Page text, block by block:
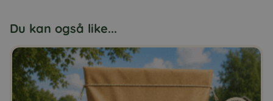
Du kan også like...